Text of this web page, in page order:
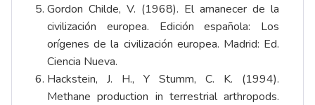
Gordon Childe, V. (1968). El amanecer de la
civilización europea. Edición española: Los
orígenes de la civilización europea. Madrid: Ed.
Ciencia Nueva.
Hackstein, J. H., Y Stumm, C. K. (1994).
Methane production in terrestrial arthropods.